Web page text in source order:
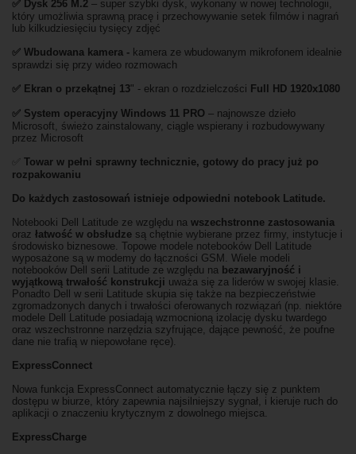
✅ Dysk 256 M.2 – super szybki dysk, wykonany w nowej technologii,
który umożliwia sprawną pracę i przechowywanie setek filmów i nagrań
lub kilkudziesięciu tysięcy zdjęć
✅ Wbudowana kamera - kamera ze wbudowanym mikrofonem idealnie
sprawdzi się przy wideo rozmowach
✅ Ekran o przekątnej 13" - ekran o rozdzielczości Full HD 1920x1080
✅ System operacyjny Windows 11 PRO – najnowsze dzieło
Microsoft, świeżo zainstalowany, ciągle wspierany i rozbudowywany
przez Microsoft
Towar w pełni sprawny technicznie, gotowy do pracy już po
rozpakowaniu
Do każdych zastosowań istnieje odpowiedni notebook Latitude.
Notebooki Dell Latitude ze względu na wszechstronne zastosowania
oraz łatwość w obsłudze są chętnie wybierane przez firmy, instytucje i
środowisko biznesowe. Topowe modele notebooków Dell Latitude
wyposażone są w modemy do łączności GSM. Wiele modeli
notebooków Dell serii Latitude ze względu na bezawaryjność i
wyjątkową trwałość konstrukcji uważa się za liderów w swojej klasie.
Ponadto Dell w serii Latitude skupia się także na bezpieczeństwie
zgromadzonych danych i trwałości oferowanych rozwiązań (np. niektóre
modele Dell Latitude posiadają wzmocnioną izolację dysku twardego
oraz wszechstronne narzędzia szyfrujące, dające pewność, że poufne
dane nie trafią w niepowołane ręce).
ExpressConnect
Nowa funkcja ExpressConnect automatycznie łączy się z punktem
dostępu w biurze, który zapewnia najsilniejszy sygnał, i kieruje ruch do
aplikacji o znaczeniu krytycznym z dowolnego miejsca.
ExpressCharge